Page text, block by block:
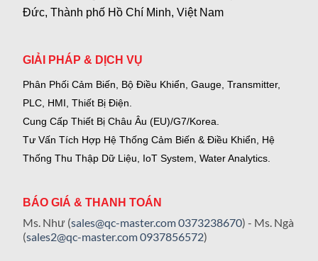
Đức, Thành phố Hồ Chí Minh, Việt Nam
GIẢI PHÁP & DỊCH VỤ
Phân Phối Cảm Biến, Bộ Điều Khiển, Gauge, Transmitter,
PLC, HMI, Thiết Bị Điện.
Cung Cấp Thiết Bị Châu Âu (EU)/G7/Korea.
Tư Vấn Tích Hợp Hệ Thống Cảm Biến & Điều Khiển, Hệ
Thống Thu Thập Dữ Liệu, IoT System, Water Analytics.
BÁO GIÁ & THANH TOÁN
Ms. Như (sales@qc-master.com0373238670) - Ms. Ngà
(sales2@qc-master.com0937856572)